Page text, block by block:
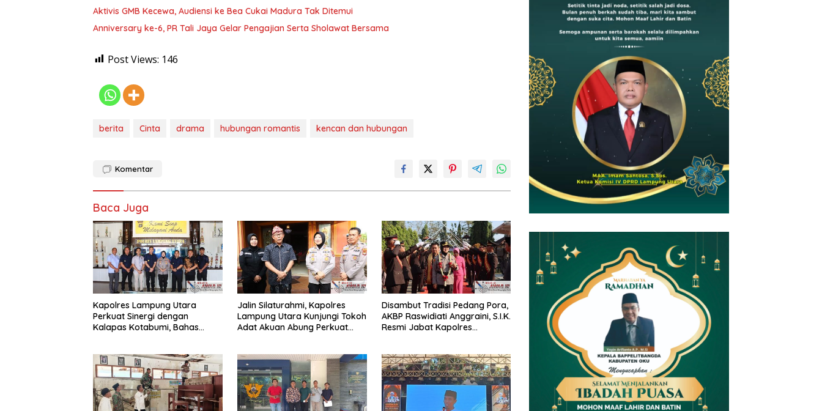
Aktivis GMB Kecewa, Audiensi ke Bea Cukai Madura Tak Ditemui
Anniversary ke-6, PR Tali Jaya Gelar Pengajian Serta Sholawat Bersama
Post Views: 146
berita Cinta drama hubungan romantis kencan dan hubungan
Komentar
Baca Juga
Kapolres Lampung Utara
Perkuat Sinergi dengan
Kalapas Kotabumi, Bahas
Jalin Silaturahmi, Kapolres
Lampung Utara Kunjungi Tokoh
Adat Akuan Abung Perkuat
Disambut Tradisi Pedang Pora,
AKBP Raswidiati Anggraini, S.I.K.
Resmi Jabat Kapolres